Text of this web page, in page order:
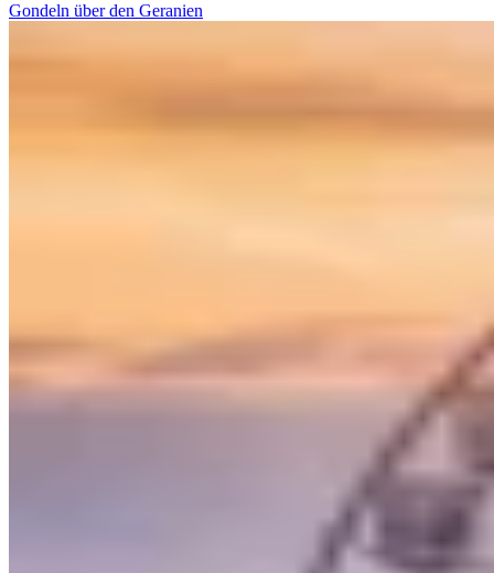
Gondeln über den Geranien